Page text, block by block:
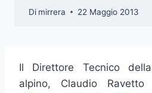
Di mirrera 22 Maggio 2013
Il Direttore Tecnico
alpino, Claudio